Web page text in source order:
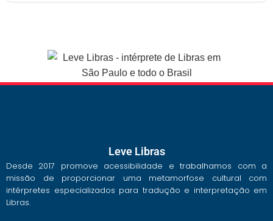
Leve Libras
Desde 2017 promove acessibilidade e trabalhamos com a
missão de proporcionar uma metamorfose cultural com
intérpretes especializados para tradução e interpretação em
Libras.